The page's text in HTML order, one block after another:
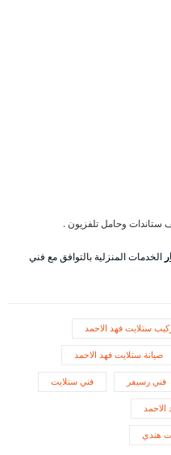
ستاندات وحامل تلفزيون .
الخدمات المنزلية بالتوافق مع فني
ستلايت فهد الاحمد
صيانة ستلايت فهد الاحمد
فني رسيفر فني ستلايت
هندي